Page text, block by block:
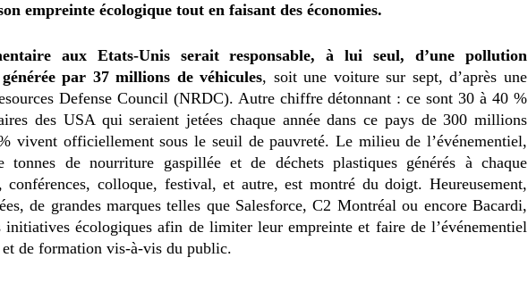
empreinte écologique tout en faisant des économies.
aux Etats-Unis serait responsable, à lui seul, d’une pollution
par 37 millions de véhicules, soit une voiture sur sept, d’après une
Defense Council (NRDC). Autre chiffre détonnant : ce sont 30 à 40 %
des USA qui seraient jetées chaque année dans ce pays de 300 millions
vivent officiellement sous le seuil de pauvreté. Le milieu de l’événementiel,
de nourriture gaspillée et de déchets plastiques générés à chaque
conférences, colloque, festival, et autre, est montré du doigt. Heureusement,
de grandes marques telles que Salesforce, C2 Montréal ou encore Bacardi,
initiatives écologiques afin de limiter leur empreinte et faire de l’événementiel
et de formation vis-à-vis du public.